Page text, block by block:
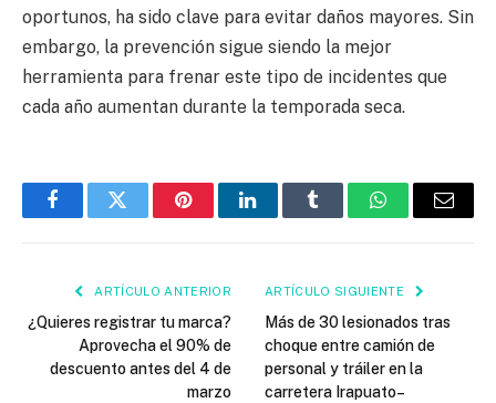
oportunos, ha sido clave para evitar daños mayores. Sin
embargo, la prevención sigue siendo la mejor
herramienta para frenar este tipo de incidentes que
cada año aumentan durante la temporada seca.
FacebookTwitter PinterestLinkedInTumblr WhatsAppEmail
ARTÍCULO ANTERIOR
¿Quieres registrar tu marca?
Aprovecha el 90% de
descuento antes del 4 de
marzo
ARTÍCULO SIGUIENTE
Más de 30 lesionados tras
choque entre camión de
personal y tráiler en la
carretera Irapuato–